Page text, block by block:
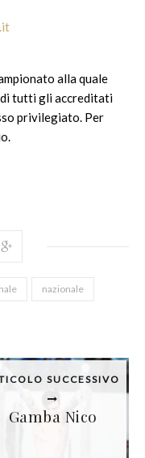
alla quale
tutti gli accreditati
privilegiato. Per
nazionale
SUCCESSIVO
Gamba Nico